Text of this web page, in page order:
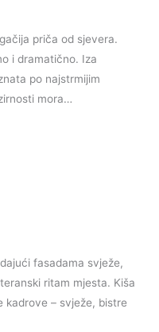
priča od sjevera.
i dramatično. Iza
po najstrmijim
mora…
fasadama svježe,
ritam mjesta. Kiša
kadrove – svježe, bistre